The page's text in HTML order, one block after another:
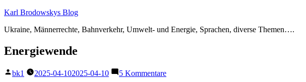
Zum
springen
Karl Brodowskys Blog
Ukraine, Männerrechte, Bahnverkehr, Umwelt- und Energie, Sprachen, diverse Themen….
Energiewende
Veröffentlicht
bk1 2025-04-102025-04-10 5 Kommentarezu